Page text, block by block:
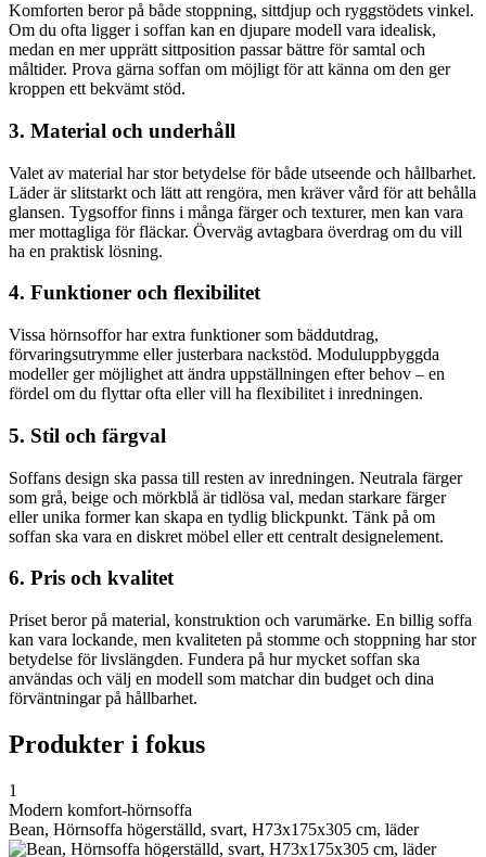
Komforten beror på både stoppning, sittdjup och ryggstödets vinkel.
Om du ofta ligger i soffan kan en djupare modell vara idealisk,
medan en mer upprätt sittposition passar bättre för samtal och
måltider. Prova gärna soffan om möjligt för att känna om den ger
kroppen ett bekvämt stöd.
3. Material och underhåll
Valet av material har stor betydelse för både utseende och hållbarhet.
Läder är slitstarkt och lätt att rengöra, men kräver vård för att behålla
glansen. Tygsoffor finns i många färger och texturer, men kan vara
mer mottagliga för fläckar. Överväg avtagbara överdrag om du vill
ha en praktisk lösning.
4. Funktioner och flexibilitet
Vissa hörnsoffor har extra funktioner som bäddutdrag,
förvaringsutrymme eller justerbara nackstöd. Moduluppbyggda
modeller ger möjlighet att ändra uppställningen efter behov – en
fördel om du flyttar ofta eller vill ha flexibilitet i inredningen.
5. Stil och färgval
Soffans design ska passa till resten av inredningen. Neutrala färger
som grå, beige och mörkblå är tidlösa val, medan starkare färger
eller unika former kan skapa en tydlig blickpunkt. Tänk på om
soffan ska vara en diskret möbel eller ett centralt designelement.
6. Pris och kvalitet
Priset beror på material, konstruktion och varumärke. En billig soffa
kan vara lockande, men kvaliteten på stomme och stoppning har stor
betydelse för livslängden. Fundera på hur mycket soffan ska
användas och välj en modell som matchar din budget och dina
förväntningar på hållbarhet.
Produkter i fokus
1
Modern komfort-hörnsoffa
Bean, Hörnsoffa högerställd, svart, H73x175x305 cm, läder